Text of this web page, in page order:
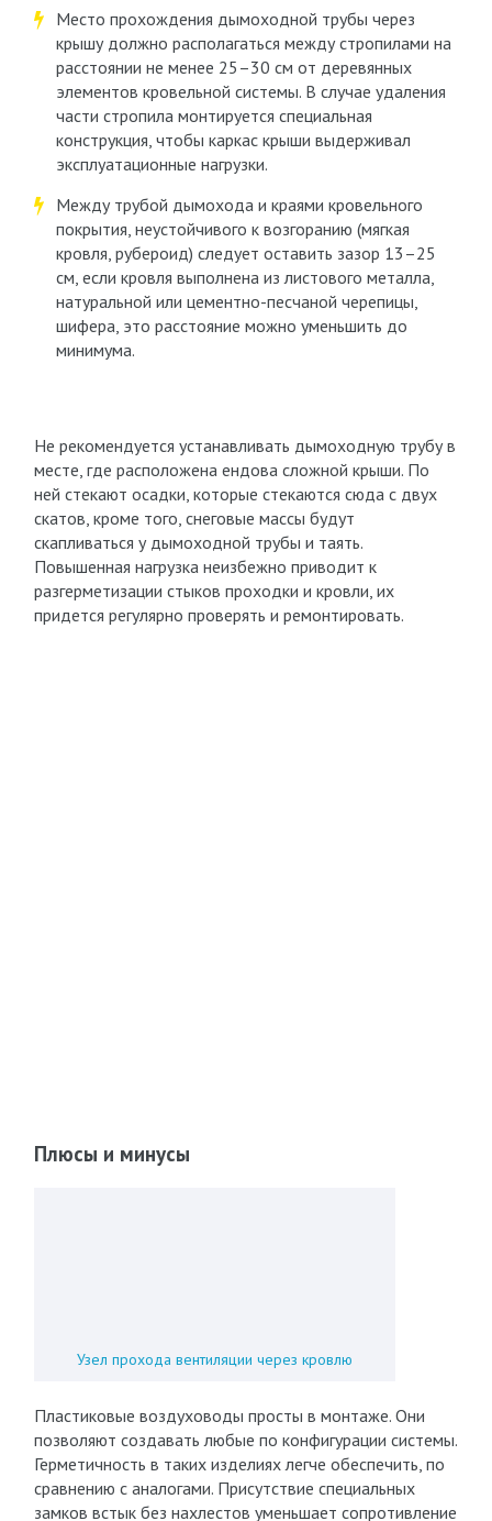
Место прохождения дымоходной трубы через
крышу должно располагаться между стропилами на
расстоянии не менее 25–30 см от деревянных
элементов кровельной системы. В случае удаления
части стропила монтируется специальная
конструкция, чтобы каркас крыши выдерживал
эксплуатационные нагрузки.
Между трубой дымохода и краями кровельного
покрытия, неустойчивого к возгоранию (мягкая
кровля, рубероид) следует оставить зазор 13–25
см, если кровля выполнена из листового металла,
натуральной или цементно-песчаной черепицы,
шифера, это расстояние можно уменьшить до
минимума.
Не рекомендуется устанавливать дымоходную трубу в
месте, где расположена ендова сложной крыши. По
ней стекают осадки, которые стекаются сюда с двух
скатов, кроме того, снеговые массы будут
скапливаться у дымоходной трубы и таять.
Повышенная нагрузка неизбежно приводит к
разгерметизации стыков проходки и кровли, их
придется регулярно проверять и ремонтировать.
Плюсы и минусы
Узел прохода вентиляции через кровлю
Пластиковые воздуховоды просты в монтаже. Они
позволяют создавать любые по конфигурации системы.
Герметичность в таких изделиях легче обеспечить, по
сравнению с аналогами. Присутствие специальных
замков встык без нахлестов уменьшает сопротивление